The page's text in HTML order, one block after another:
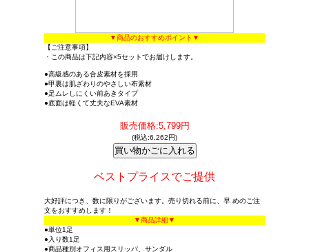
▼商品のおすすめポイント▼
【ご注意事項】
・この商品は下記内容×5セットでお届けします。
●高級感のある合皮素材を採用
●甲裏は肌ざわりのやさしい布素材
●足ムレしにくい前あきタイプ
●底面は軽くて丈夫なEVA素材
販売価格:5,799円
(税込:6,262円)
ベストプライスでご提供
大好評につき、数に限りがございます。売り切れる前に、早 めのご注
文をおすすめします！
▼商品詳細▼
●単位1足
●入り数1足
●商品種別オフィス用スリッパ、サンダル